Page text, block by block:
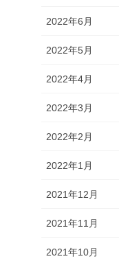
2022年6月
2022年5月
2022年4月
2022年3月
2022年2月
2022年1月
2021年12月
2021年11月
2021年10月